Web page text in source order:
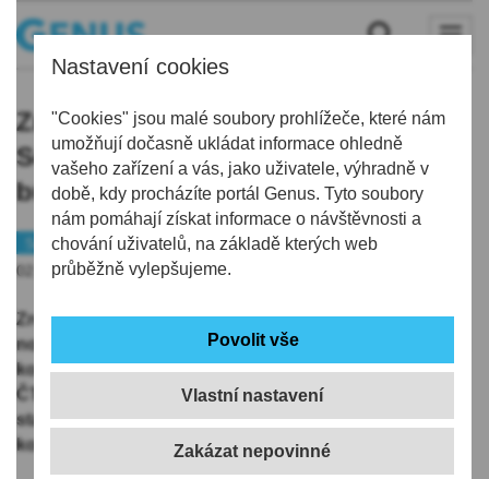
Nastavení cookies
"Cookies" jsou malé soubory prohlížeče, které nám
umožňují dočasně ukládat informace ohledně
vašeho zařízení a vás, jako uživatele, výhradně v
době, kdy procházíte portál Genus. Tyto soubory
nám pomáhají získat informace o návštěvnosti a
chování uživatelů, na základě kterých web
průběžně vylepšujeme.
Vlastní nastavení
Zrekonstruovaný stadion v
Semilech dostane i novou provozní
budovu za 66 milionů korun
Semilsko
02.06.2026 | 17:42
Zrekonstruovaný Městský stadion v Semilech získá i
novou provozní budovu. Radnici přijde na 66,4 milionu
korun, stavba by měla začít v létě, informovala dnes
ČTK mluvčí radnice Kateřina Šromová. Atletický
stadion nechalo město v minulých letech za 62 milionů
korun zrekonstruovat, na zázemí ale nedošlo.